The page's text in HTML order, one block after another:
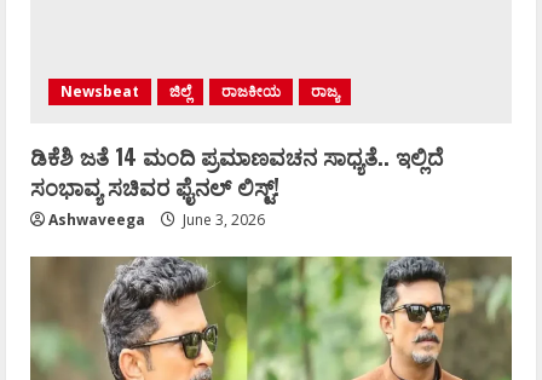
Newsbeat ಜಿಲ್ಲೆ ರಾಜಕೀಯ ರಾಜ್ಯ
ಡಿಕೆಶಿ ಜತೆ 14 ಮಂದಿ ಪ್ರಮಾಣವಚನ ಸಾಧ್ಯತೆ.. ಇಲ್ಲಿದೆ
ಸಂಭಾವ್ಯ ಸಚಿವರ ಫೈನಲ್ ಲಿಸ್ಟ್‌!
Ashwaveega June 3, 2026